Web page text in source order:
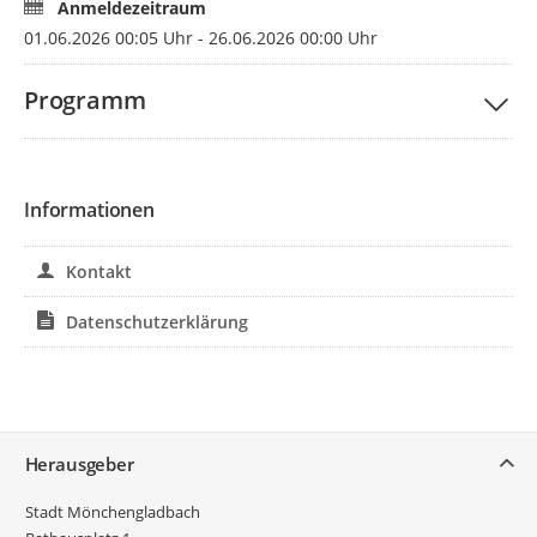
Informations- und Beratungsangebot rund um den
Aufgrund der kleinen Gruppengröße, bitten wir darum, dass
nur eine Person je Haushalt teilnimmt. So können möglichst
viele Haushalte am Erfahrungsaustausch teilnehmen.
Anmeldezeitraum
01.06.2026 00:05 Uhr - 26.06.2026 00:00 Uhr
Programm
Informationen
Kontakt
Datenschutzerklärung
Herausgeber
Stadt Mönchengladbach